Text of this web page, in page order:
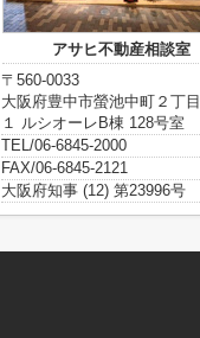
アサヒ不動産相談室
〒560-0033
大阪府豊中市螢池中町２丁
１ ルシオーレB棟 128号室
TEL/06-6845-2000
FAX/06-6845-2121
大阪府知事 (12) 第23996号